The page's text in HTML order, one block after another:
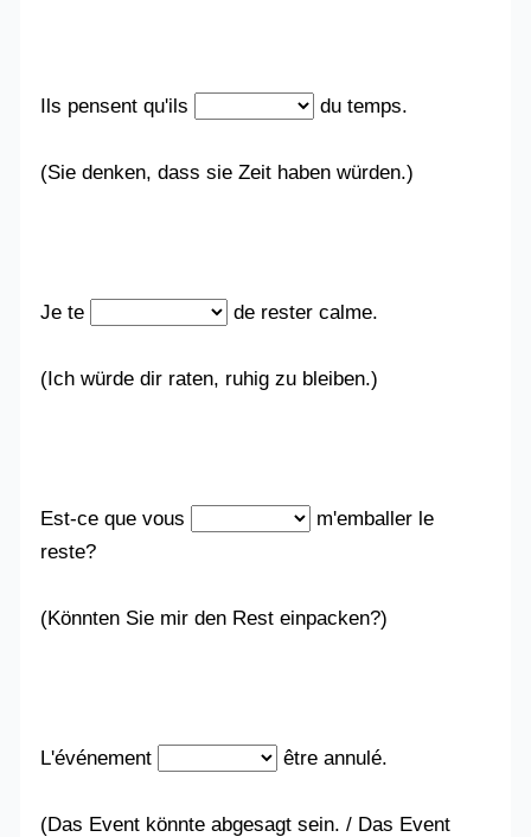
Ils pensent qu'ils du temps.
(Sie denken, dass sie Zeit haben würden.)
Je te de rester calme.
(Ich würde dir raten, ruhig zu bleiben.)
Est-ce que vous
m'emballer le
reste?
(Könnten Sie mir den Rest einpacken?)
L'événement être annulé.
(Das Event könnte abgesagt sein. / Das Event